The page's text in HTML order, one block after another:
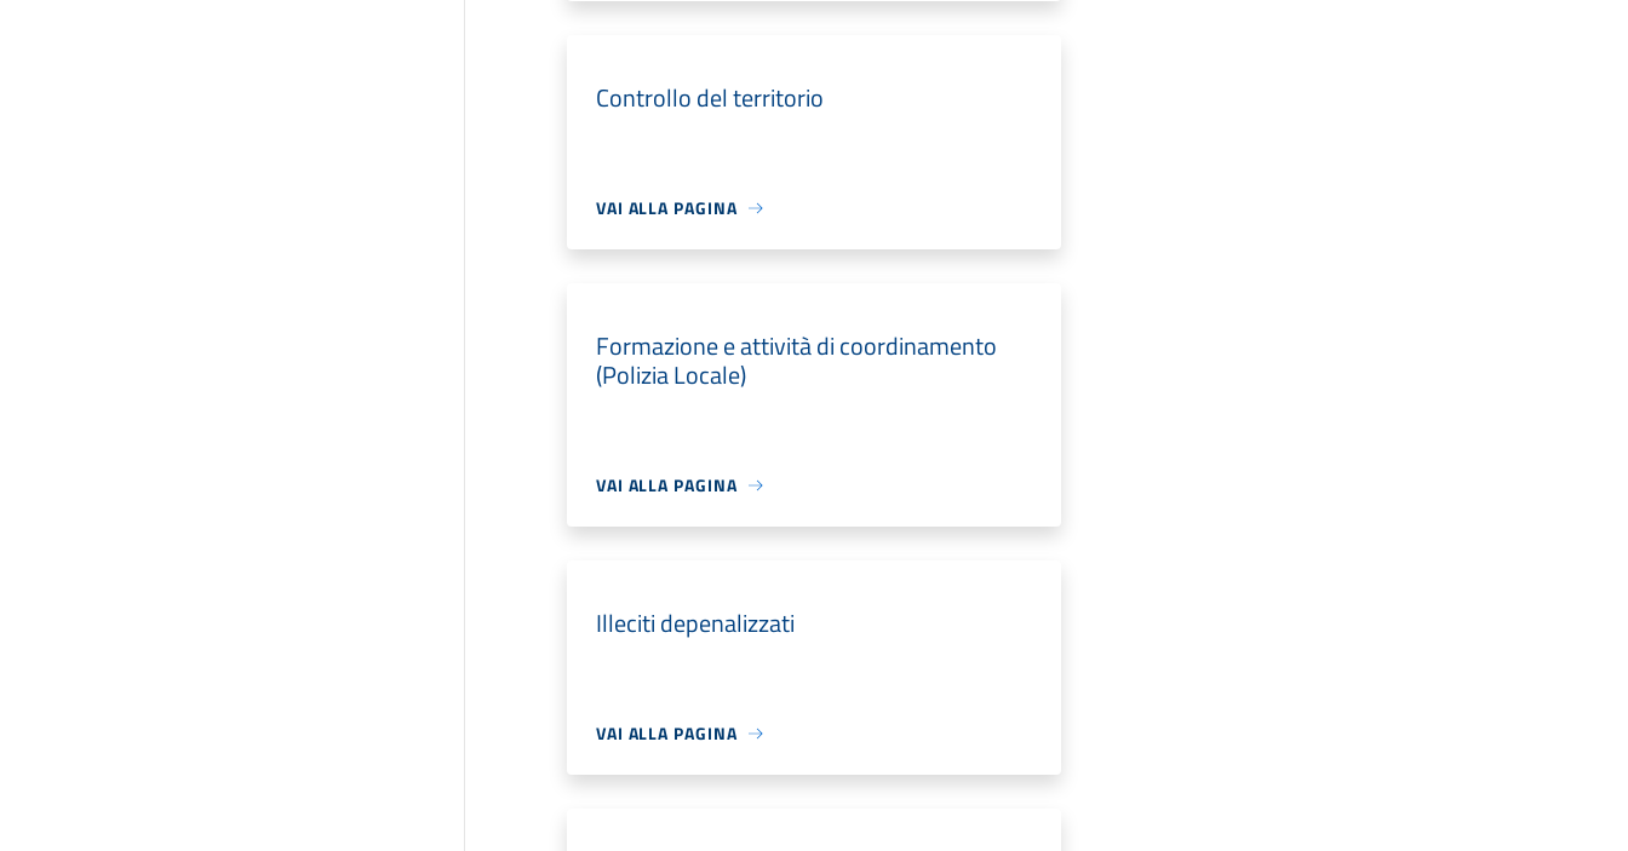
Controllo del territorio
VAI ALLA PAGINA
Formazione e attività di coordinamento
(Polizia Locale)
VAI ALLA PAGINA
Illeciti depenalizzati
VAI ALLA PAGINA